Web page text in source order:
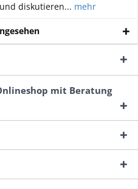
diskutieren... mehr
mit Beratung